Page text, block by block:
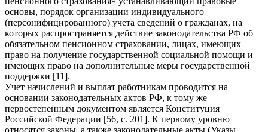
основы, порядок организации индивидуального
(персонифицированного) учета сведений о гражданах, на
которых распространяется действие законодательства РФ об
обязательном пенсионном страховании, лицах, имеющих
право на получение государственной социальной помощи и
имеющих право на дополнительные меры государственной
поддержки [11].
Учет начислений и выплат работникам проводится на
основании законодательных актов РФ, к тому же
первостепенным документом является Конституция
Российской Федерации [56, с. 201]. К первому уровню
относятся законы, а также законодательные акты (Указы